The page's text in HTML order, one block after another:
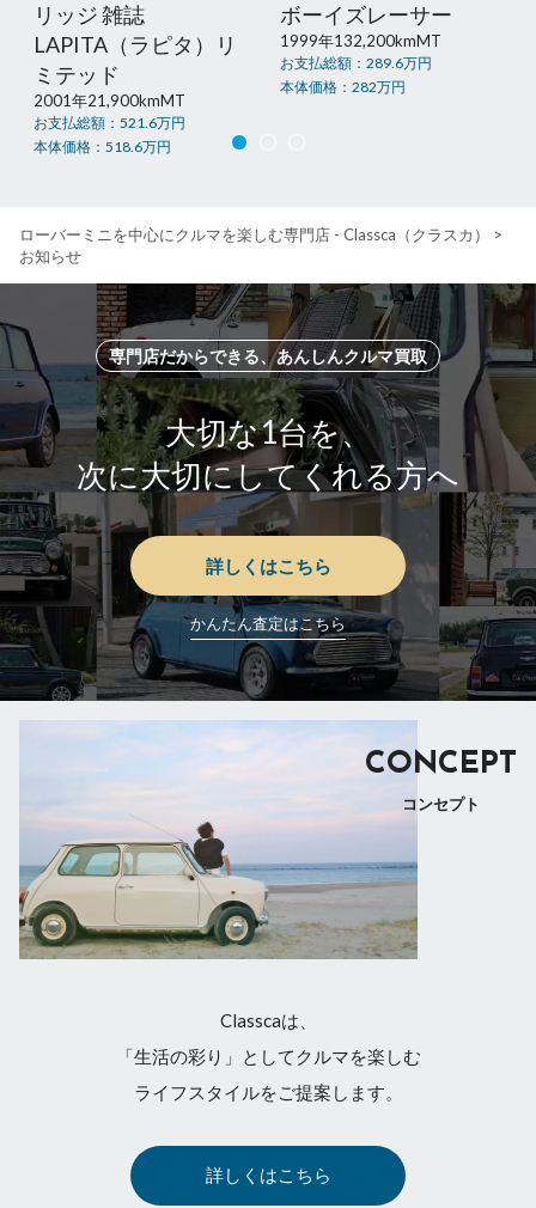
リッジ 雑誌
LAPITA（ラピタ）リ
ミテッド
2001年21,900kmMT
お支払総額： 521.6万円
本体価格： 518.6万円
ボーイズレーサー
1999年132,200kmMT
お支払総額： 289.6万円
本体価格： 282万円
ローバーミニを中心にクルマを楽しむ専門店 - Classca（クラスカ）
>
お知らせ
専門店だからできる、あんしんクルマ買取
大切な1台を、
次に大切にしてくれる方へ
詳しくはこちら
かんたん査定はこちら
CONCEPT
コンセプト
Classcaは、
「生活の彩り」としてクルマを楽しむ
ライフスタイルをご提案します。
詳しくはこちら